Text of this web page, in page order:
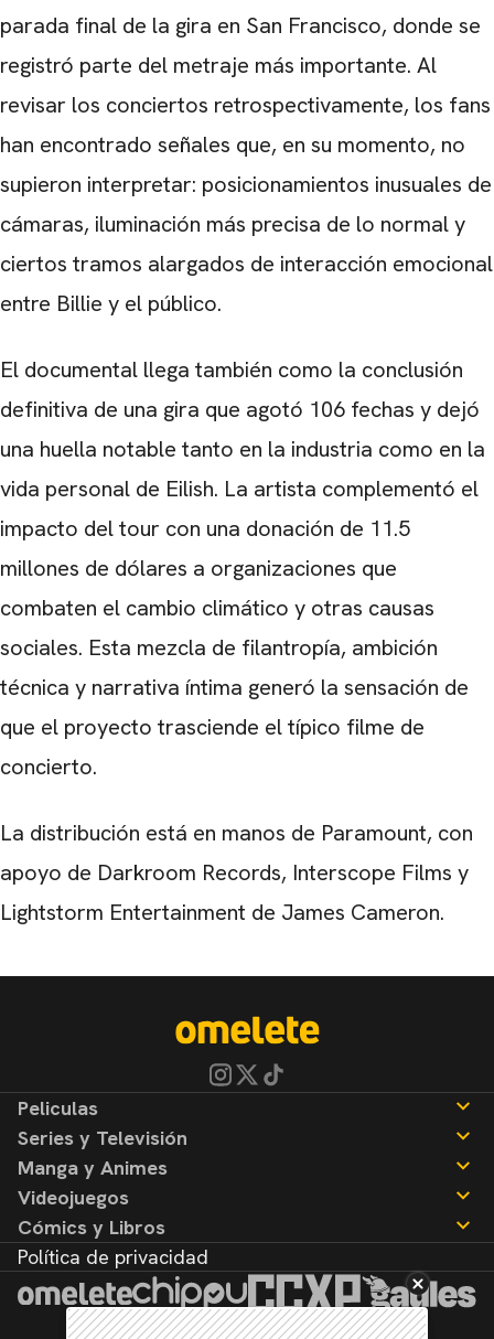
parada final de la gira en San Francisco, donde se
registró parte del metraje más importante. Al
revisar los conciertos retrospectivamente, los fans
han encontrado señales que, en su momento, no
supieron interpretar: posicionamientos inusuales de
cámaras, iluminación más precisa de lo normal y
ciertos tramos alargados de interacción emocional
entre Billie y el público.
El documental llega también como la conclusión
definitiva de una gira que agotó 106 fechas y dejó
una huella notable tanto en la industria como en la
vida personal de Eilish. La artista complementó el
impacto del tour con una donación de 11.5
millones de dólares a organizaciones que
combaten el cambio climático y otras causas
sociales. Esta mezcla de filantropía, ambición
técnica y narrativa íntima generó la sensación de
que el proyecto trasciende el típico filme de
concierto.
La distribución está en manos de Paramount, con
apoyo de Darkroom Records, Interscope Films y
Lightstorm Entertainment de James Cameron.
Peliculas
Noticias
Reseñas
Series y Televisión
Noticias
Reseñas
Manga y Animes
Noticias
Reseñas
Videojuegos
Noticias
Reseñas
Cómics y Libros
Noticias
Reseñas
Política de privacidad